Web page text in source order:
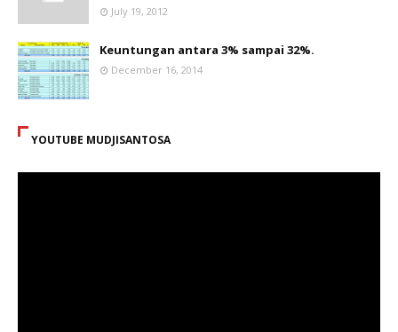
July 19, 2012
Keuntungan antara 3% sampai 32%.
December 16, 2014
YOUTUBE MUDJISANTOSA